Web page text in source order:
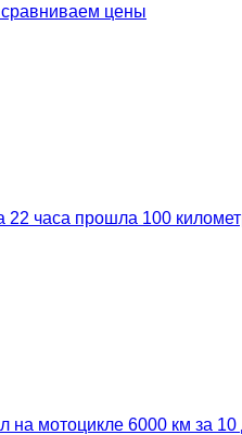
сравниваем цены
22 часа прошла 100
на мотоцикле 6000 км за 10